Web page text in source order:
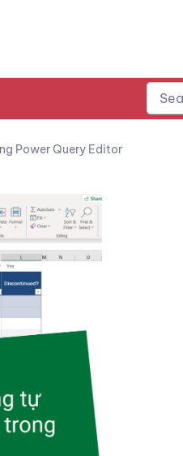
Power Query Editor